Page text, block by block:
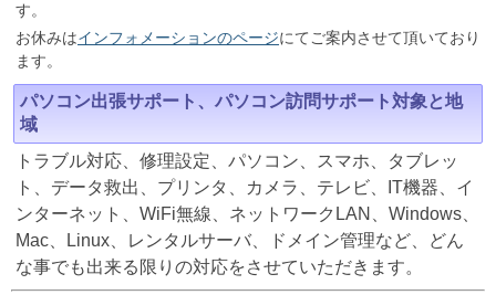
す。
お休みはインフォメーションのページにてご案内させて頂いており
ます。
パソコン出張サポート、パソコン訪問サポート対象と地
域
トラブル対応、修理設定、パソコン、スマホ、タブレッ
ト、データ救出、プリンタ、カメラ、テレビ、IT機器、イ
ンターネット、WiFi無線、ネットワークLAN、Windows、
Mac、Linux、レンタルサーバ、ドメイン管理など、どん
な事でも出来る限りの対応をさせていただきます。